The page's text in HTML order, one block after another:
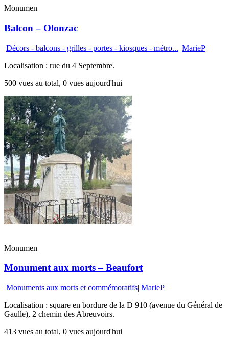
Monumen
Balcon – Olonzac
Décors - balcons - grilles - portes - kiosques - métro...| MarieP
Localisation : rue du 4 Septembre.
500 vues au total, 0 vues aujourd'hui
Monumen
Monument aux morts – Beaufort
Monuments aux morts et commémoratifs| MarieP
Localisation : square en bordure de la D 910 (avenue du Général de
Gaulle), 2 chemin des Abreuvoirs.
413 vues au total, 0 vues aujourd'hui